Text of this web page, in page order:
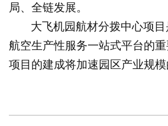
局、全链发展。
大飞机园航材分拨中心项
航空生产性服务一站式平台的重
项目的建成将加速园区产业规模